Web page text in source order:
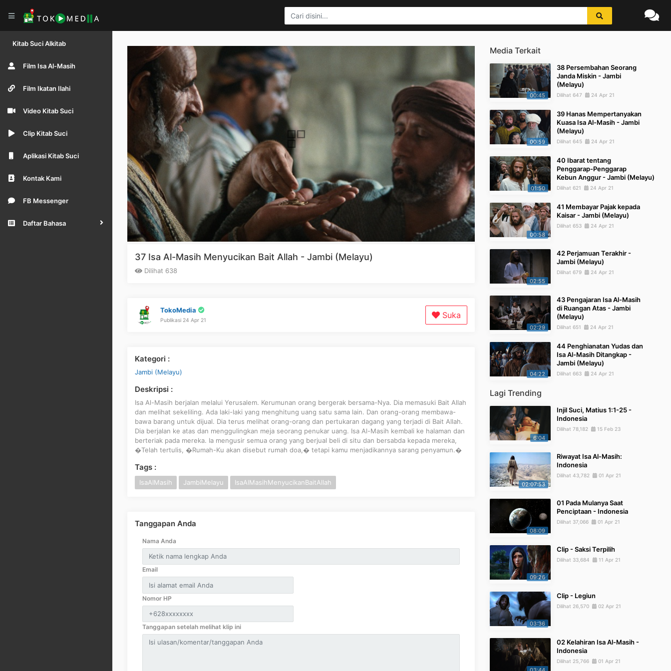
Kitab Suci Alkitab
Film Isa Al-Masih
Film Ikatan Ilahi
Video Kitab Suci
Clip Kitab Suci
Aplikasi Kitab Suci
Kontak Kami
FB Messenger
Daftar Bahasa
37 Isa Al-Masih Menyucikan Bait Allah - Jambi (Melayu)
Dilihat 638
Suka
TokoMedia
Publikasi 24 Apr 21
Kategori :
Jambi (Melayu)
Deskripsi :
Isa Al-Masih berjalan melalui Yerusalem. Kerumunan orang bergerak bersama-Nya. Dia memasuki Bait Allah
dan melihat sekeliling. Ada laki-laki yang menghitung uang satu sama lain. Dan orang-orang membawa-
bawa barang untuk dijual. Dia terus melihat orang-orang dan pertukaran dagang yang terjadi di Bait Allah.
Dia berjalan ke atas dan menggulingkan meja seorang penukar uang. Isa Al-Masih kembali ke halaman dan
berteriak pada mereka. Ia mengusir semua orang yang berjual beli di situ dan bersabda kepada mereka,
�Telah tertulis, �Rumah-Ku akan disebut rumah doa,� tetapi kamu menjadikannya sarang penyamun.�
Tags :
IsaAlMasih JambiMelayu IsaAlMasihMenyucikanBaitAllah
Tanggapan Anda
Nama Anda
Email
Nomor HP
Tanggapan setelah melihat klip ini
Media Terkait
00:45
38 Persembahan Seorang
Janda Miskin - Jambi
(Melayu)
Dilihat 647 24 Apr 21
00:59
39 Hanas Mempertanyakan
Kuasa Isa Al-Masih - Jambi
(Melayu)
Dilihat 645 24 Apr 21
01:50
40 Ibarat tentang
Penggarap-Penggarap
Kebun Anggur - Jambi (Melayu)
Dilihat 621 24 Apr 21
00:58
41 Membayar Pajak kepada
Kaisar - Jambi (Melayu)
Dilihat 653 24 Apr 21
02:55
42 Perjamuan Terakhir -
Jambi (Melayu)
Dilihat 679 24 Apr 21
02:29
43 Pengajaran Isa Al-Masih
di Ruangan Atas - Jambi
(Melayu)
Dilihat 651 24 Apr 21
04:22
44 Penghianatan Yudas dan
Isa Al-Masih Ditangkap -
Jambi (Melayu)
Dilihat 663 24 Apr 21
Lagi Trending
6:04
Injil Suci, Matius 1:1-25 -
Indonesia
Dilihat 78,182 15 Feb 23
02:07:53
Riwayat Isa Al-Masih:
Indonesia
Dilihat 43,782 01 Apr 21
08:09
01 Pada Mulanya Saat
Penciptaan - Indonesia
Dilihat 37,066 01 Apr 21
09:26
Clip - Saksi Terpilih
Dilihat 33,684 11 Apr 21
03:36
Clip - Legiun
Dilihat 26,570 02 Apr 21
02 Kelahiran Isa Al-Masih -
Indonesia
Dilihat 25,766 01 Apr 21